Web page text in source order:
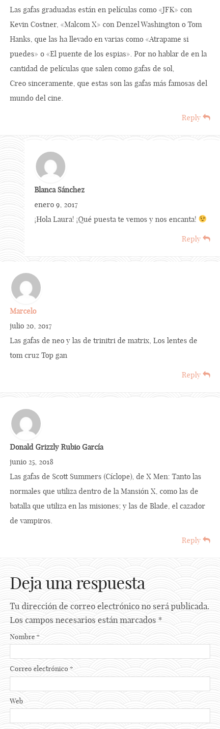
Las gafas graduadas están en películas como «JFK» con
Kevin Costner, «Malcom X» con Denzel Washington o Tom
Hanks, que las ha llevado en varias como «Atrapame si
puedes» o «El puente de los espias». Por no hablar de en la
cantidad de películas que salen como gafas de sol,
Creo sinceramente, que estas son las gafas más famosas del
mundo del cine.
Reply
Blanca Sánchez
enero 9, 2017
¡Hola Laura! ¡Qué puesta te vemos y nos encanta!
Reply
Marcelo
julio 20, 2017
Las gafas de neo y las de trinitri de matrix, Los lentes de
tom cruz Top gan
Reply
Donald Grizzly Rubio García
junio 25, 2018
Las gafas de Scott Summers (Cíclope), de X Men: Tanto las
normales que utiliza dentro de la Mansión X, como las de
batalla que utiliza en las misiones; y las de Blade, el cazador
de vampiros.
Reply
Deja una respuesta
Tu dirección de correo electrónico no será publicada.
Los campos necesarios están marcados *
Nombre*
Correo electrónico *
Web